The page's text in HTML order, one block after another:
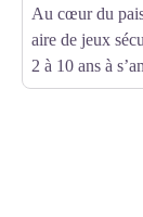
Au cœur du
aire de jeux
2 à 10 ans à